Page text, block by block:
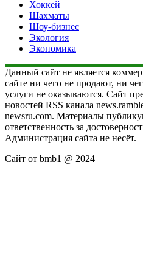
Хоккей
Шахматы
Шоу-бизнес
Экология
Экономика
Данный сайт не является
сайте ни чего не продают, ни
услуги не оказываются. Сайт
новостей RSS канала
newsru.com. Материалы
ответственность за
Администрация сайта не несёт.
Сайт от bmb1 @ 2024